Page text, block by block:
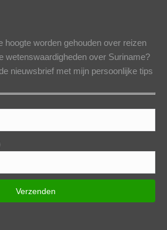
hoogte worden gehouden over reizen
wetenswaardigheden over Suriname?
nieuwsbrief met mijn persoonlijke tips